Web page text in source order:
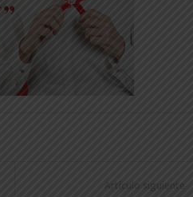
Artículo siguiente